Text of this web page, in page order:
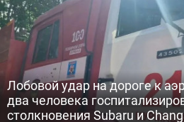
Лобовой удар на дороге к
два человека
столкновения Subaru и